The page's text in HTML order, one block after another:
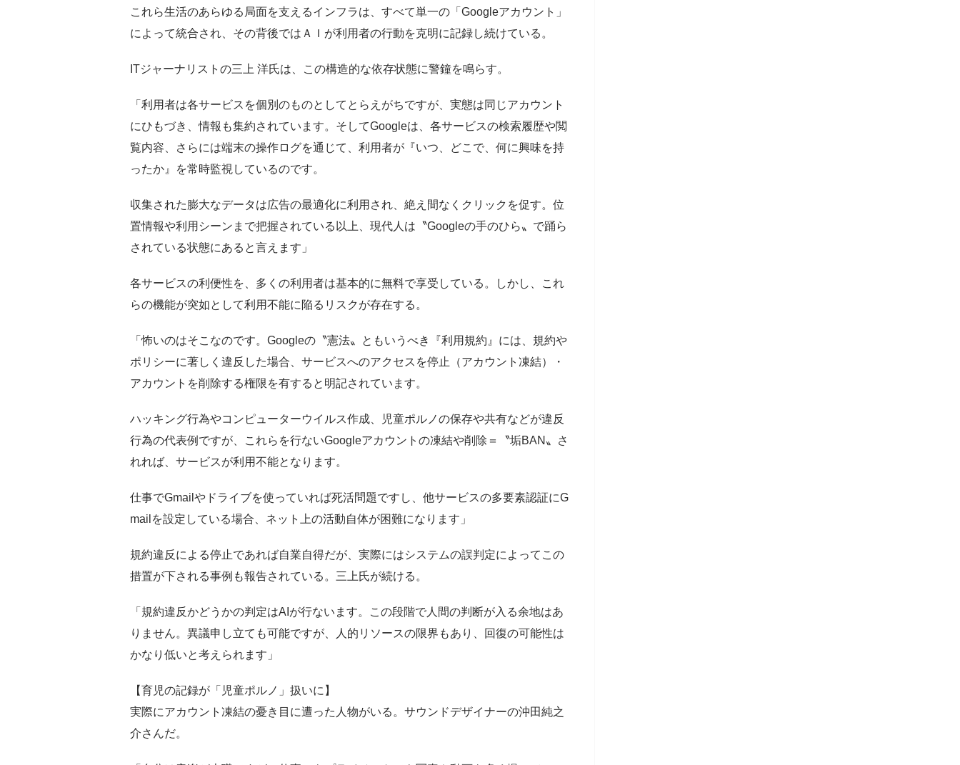
これら生活のあらゆる局面を支えるインフラは、すべて単一の「Googleアカウント」
によって統合され、その背後ではＡＩが利用者の行動を克明に記録し続けている。
ITジャーナリストの三上 洋氏は、この構造的な依存状態に警鐘を鳴らす。
「利用者は各サービスを個別のものとしてとらえがちですが、実態は同じアカウント
にひもづき、情報も集約されています。そしてGoogleは、各サービスの検索履歴や閲
覧内容、さらには端末の操作ログを通じて、利用者が『いつ、どこで、何に興味を持
ったか』を常時監視しているのです。
収集された膨大なデータは広告の最適化に利用され、絶え間なくクリックを促す。位
置情報や利用シーンまで把握されている以上、現代人は〝Googleの手のひら〟で踊ら
されている状態にあると言えます」
各サービスの利便性を、多くの利用者は基本的に無料で享受している。しかし、これ
らの機能が突如として利用不能に陥るリスクが存在する。
「怖いのはそこなのです。Googleの〝憲法〟ともいうべき『利用規約』には、規約や
ポリシーに著しく違反した場合、サービスへのアクセスを停止（アカウント凍結）・
アカウントを削除する権限を有すると明記されています。
ハッキング行為やコンピューターウイルス作成、児童ポルノの保存や共有などが違反
行為の代表例ですが、これらを行ないGoogleアカウントの凍結や削除＝〝垢BAN〟さ
れれば、サービスが利用不能となります。
仕事でGmailやドライブを使っていれば死活問題ですし、他サービスの多要素認証にG
mailを設定している場合、ネット上の活動自体が困難になります」
規約違反による停止であれば自業自得だが、実際にはシステムの誤判定によってこの
措置が下される事例も報告されている。三上氏が続ける。
「規約違反かどうかの判定はAIが行ないます。この段階で人間の判断が入る余地はあ
りません。異議申し立ても可能ですが、人的リソースの限界もあり、回復の可能性は
かなり低いと考えられます」
【育児の記録が「児童ポルノ」扱いに】
実際にアカウント凍結の憂き目に遭った人物がいる。サウンドデザイナーの沖田純之
介さんだ。